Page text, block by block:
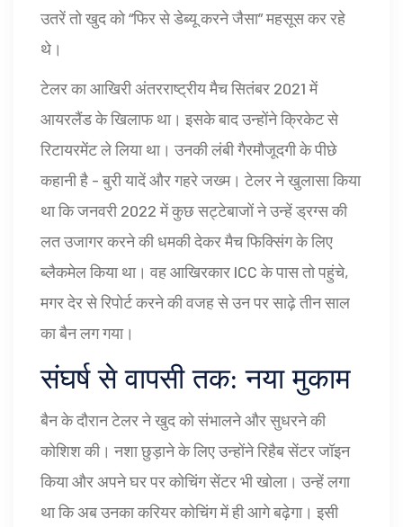
उतरें तो खुद को “फिर से डेब्यू करने जैसा” महसूस कर रहे
थे।
टेलर का आखिरी अंतरराष्ट्रीय मैच सितंबर 2021 में
आयरलैंड के खिलाफ था। इसके बाद उन्होंने क्रिकेट से
रिटायरमेंट ले लिया था। उनकी लंबी गैरमौजूदगी के पीछे
कहानी है - बुरी यादें और गहरे जख्म। टेलर ने खुलासा किया
था कि जनवरी 2022 में कुछ सट्टेबाजों ने उन्हें ड्रग्स की
लत उजागर करने की धमकी देकर मैच फिक्सिंग के लिए
ब्लैकमेल किया था। वह आखिरकार ICC के पास तो पहुंचे,
मगर देर से रिपोर्ट करने की वजह से उन पर साढ़े तीन साल
का बैन लग गया।
संघर्ष से वापसी तक: नया मुकाम
बैन के दौरान टेलर ने खुद को संभालने और सुधरने की
कोशिश की। नशा छुड़ाने के लिए उन्होंने रिहैब सेंटर जॉइन
किया और अपने घर पर कोचिंग सेंटर भी खोला। उन्हें लगा
था कि अब उनका करियर कोचिंग में ही आगे बढ़ेगा। इसी